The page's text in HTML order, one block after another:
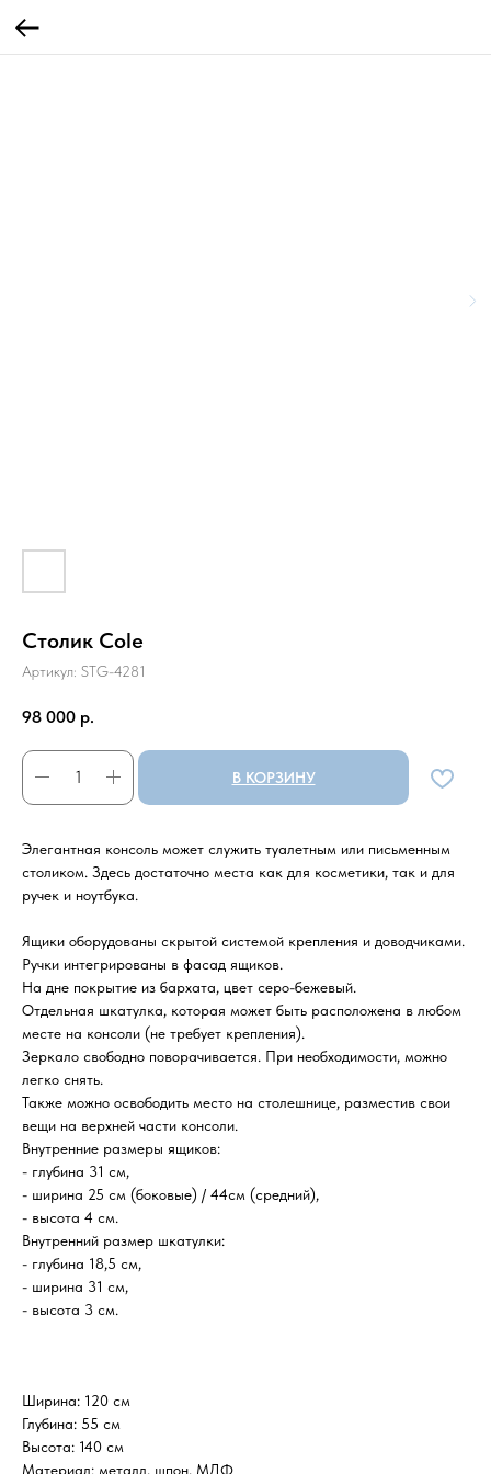
Столик Cole
Артикул: STG-4281
98 000 р.
В КОРЗИНУ
Элегантная консоль может служить туалетным или письменным
столиком. Здесь достаточно места как для косметики, так и для
ручек и ноутбука.
Ящики оборудованы скрытой системой крепления и доводчиками.
Ручки интегрированы в фасад ящиков.
На дне покрытие из бархата, цвет серо-бежевый.
Отдельная шкатулка, которая может быть расположена в любом
месте на консоли (не требует крепления).
Зеркало свободно поворачивается. При необходимости, можно
легко снять.
Также можно освободить место на столешнице, разместив свои
вещи на верхней части консоли.
Внутренние размеры ящиков:
- глубина 31 см,
- ширина 25 см (боковые) / 44см (средний),
- высота 4 см.
Внутренний размер шкатулки:
- глубина 18,5 см,
- ширина 31 см,
- высота 3 см.
Ширина: 120 см
Глубина: 55 см
Высота: 140 см
Материал: металл, шпон, МДФ